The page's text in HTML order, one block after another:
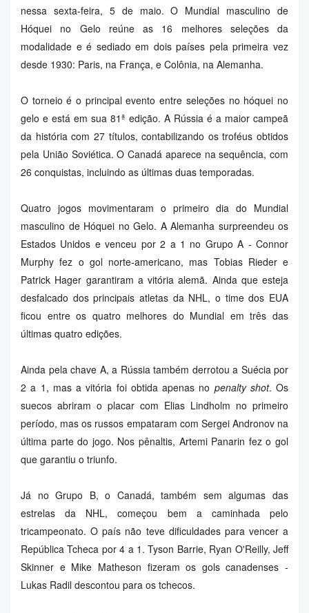
nessa sexta-feira, 5 de maio. O Mundial masculino de
Hóquei no Gelo reúne as 16 melhores seleções da
modalidade e é sediado em dois países pela primeira vez
desde 1930: Paris, na França, e Colônia, na Alemanha.
O torneio é o principal evento entre seleções no hóquei no
gelo e está em sua 81ª edição. A Rússia é a maior campeã
da história com 27 títulos, contabilizando os troféus obtidos
pela União Soviética. O Canadá aparece na sequência, com
26 conquistas, incluindo as últimas duas temporadas.
Quatro jogos movimentaram o primeiro dia do Mundial
masculino de Hóquei no Gelo. A Alemanha surpreendeu os
Estados Unidos e venceu por 2 a 1 no Grupo A - Connor
Murphy fez o gol norte-americano, mas Tobias Rieder e
Patrick Hager garantiram a vitória alemã. Ainda que esteja
desfalcado dos principais atletas da NHL, o time dos EUA
ficou entre os quatro melhores do Mundial em três das
últimas quatro edições.
Ainda pela chave A, a Rússia também derrotou a Suécia por
2 a 1, mas a vitória foi obtida apenas no penalty shot. Os
suecos abriram o placar com Elias Lindholm no primeiro
período, mas os russos empataram com Sergei Andronov na
última parte do jogo. Nos pênaltis, Artemi Panarin fez o gol
que garantiu o triunfo.
Já no Grupo B, o Canadá, também sem algumas das
estrelas da NHL, começou bem a caminhada pelo
tricampeonato. O país não teve dificuldades para vencer a
República Tcheca por 4 a 1. Tyson Barrie, Ryan O'Reilly, Jeff
Skinner e Mike Matheson fizeram os gols canadenses -
Lukas Radil descontou para os tchecos.